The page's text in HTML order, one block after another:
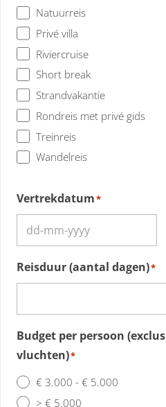
Natuurreis
Privé villa
Riviercruise
Short break
Strandvakantie
Rondreis met privé gids
Treinreis
Wandelreis
Vertrekdatum*
Reisduur (aantal dagen)*
Budget per persoon
vluchten)*
€ 3.000 - € 5.000
> € 5.000